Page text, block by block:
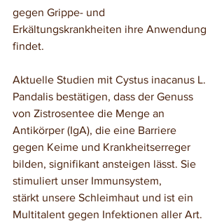
gegen Grippe- und
Erkältungskrankheiten ihre Anwendung
findet.
Aktuelle Studien mit Cystus inacanus L.
Pandalis bestätigen, dass der Genuss
von Zistrosentee die Menge an
Antikörper (IgA), die eine Barriere
gegen Keime und Krankheitserreger
bilden, signifikant ansteigen lässt. Sie
stimuliert unser Immunsystem,
stärkt unsere Schleimhaut und ist ein
Multitalent gegen Infektionen aller Art.